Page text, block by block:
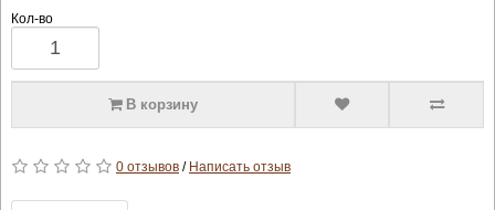
Кол-во
В корзину
0 отзывов/ Написать отзыв